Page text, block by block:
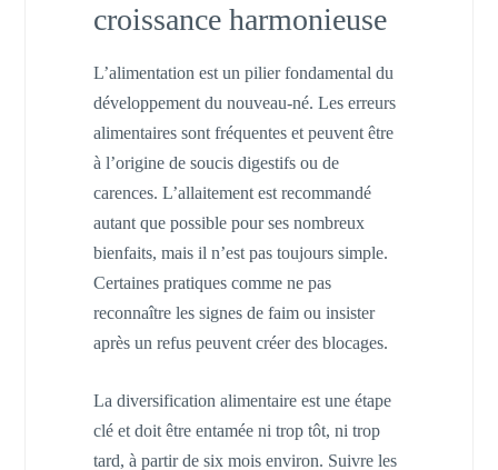
croissance harmonieuse
L’alimentation est un pilier fondamental du
développement du nouveau-né. Les erreurs
alimentaires sont fréquentes et peuvent être
à l’origine de soucis digestifs ou de
carences. L’allaitement est recommandé
autant que possible pour ses nombreux
bienfaits, mais il n’est pas toujours simple.
Certaines pratiques comme ne pas
reconnaître les signes de faim ou insister
après un refus peuvent créer des blocages.
La diversification alimentaire est une étape
clé et doit être entamée ni trop tôt, ni trop
tard, à partir de six mois environ. Suivre les